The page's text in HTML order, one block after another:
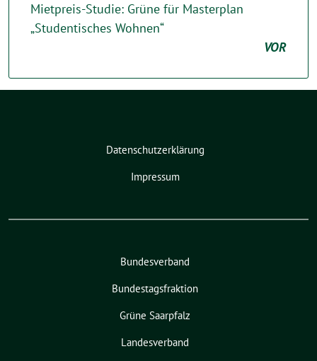
Mietpreis-Studie: Grüne für Masterplan
„Studentisches Wohnen“
VOR
Datenschutzerklärung
Impressum
Bundesverband
Bundestagsfraktion
Grüne Saarpfalz
Landesverband